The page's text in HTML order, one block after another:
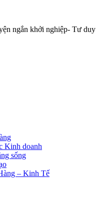
ngắn khởi nghiệp- Tư duy
Kinh doanh
sống
– Kinh Tế